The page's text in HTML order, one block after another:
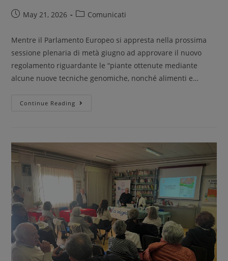
May 21, 2026 Comunicati
Mentre il Parlamento Europeo si appresta nella prossima
sessione plenaria di metà giugno ad approvare il nuovo
regolamento riguardante le “piante ottenute mediante
alcune nuove tecniche genomiche, nonché alimenti e…
Continue Reading